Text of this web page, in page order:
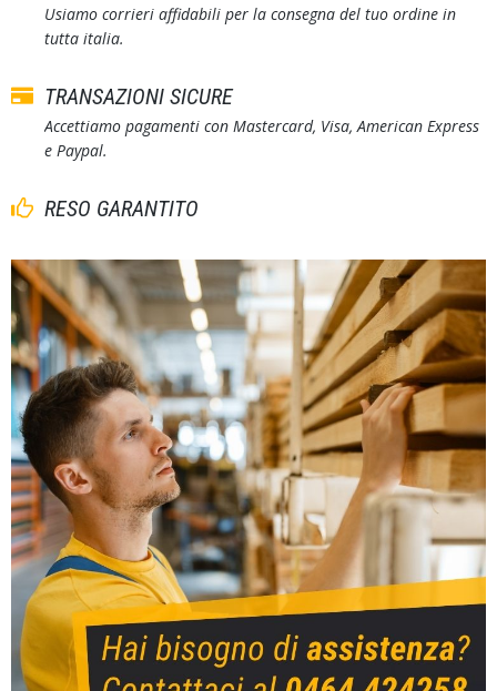
Usiamo corrieri affidabili per la consegna del tuo ordine in
tutta italia.
TRANSAZIONI SICURE
Accettiamo pagamenti con Mastercard, Visa, American Express
e Paypal.
RESO GARANTITO